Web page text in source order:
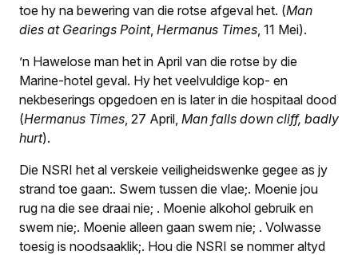
toe hy na bewering van die rotse afgeval het. (Man
dies at Gearings Point, Hermanus Times, 11 Mei).
’n Hawelose man het in April van die rotse by die
Marine-hotel geval. Hy het veelvuldige kop- en
nekbeserings opgedoen en is later in die hospitaal dood
(Hermanus Times, 27 April, Man falls down cliff, badly
hurt).
Die NSRI het al verskeie veiligheidswenke gegee as jy
strand toe gaan:. Swem tussen die vlae;. Moenie jou
rug na die see draai nie; . Moenie alkohol gebruik en
swem nie;. Moenie alleen gaan swem nie; . Volwasse
toesig is noodsaaklik;. Hou die NSRI se nommer altyd